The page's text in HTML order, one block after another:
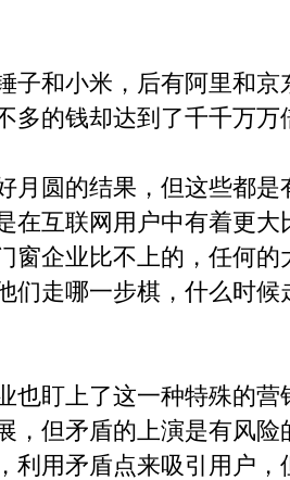
子和小米，后有阿里和
多的钱却达到了千千万万
月圆的结果，但这些都
在互联网用户中有着更
窗企业比不上的，任何
们走哪一步棋，什么时
也盯上了这一种特殊的
，但矛盾的上演是有风
利用矛盾点来吸引用户